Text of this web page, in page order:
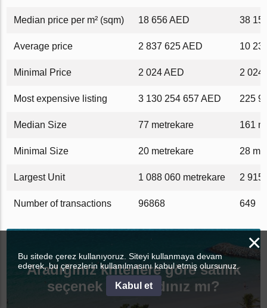
Median price per m² (sqm) 18 656 AED 38
Average price 2 837 625 AED 10
Minimal Price 2 024 AED 2 024
Most expensive listing 3 130 254 657 AED 225
Median Size 77 metrekare 161
Minimal Size 20 metrekare 28
Largest Unit 1 088 060 metrekare 2 915
Number of transactions 96868 649
Aradığınız kriterlere göre satılık
seçenek bulamadınız mı?
×
Bu sitede çerez kullanıyoruz. Siteyi kullanmaya devam
ederek, bu çerezlerin kullanılmasını kabul etmiş olursunuz.
Kabul et